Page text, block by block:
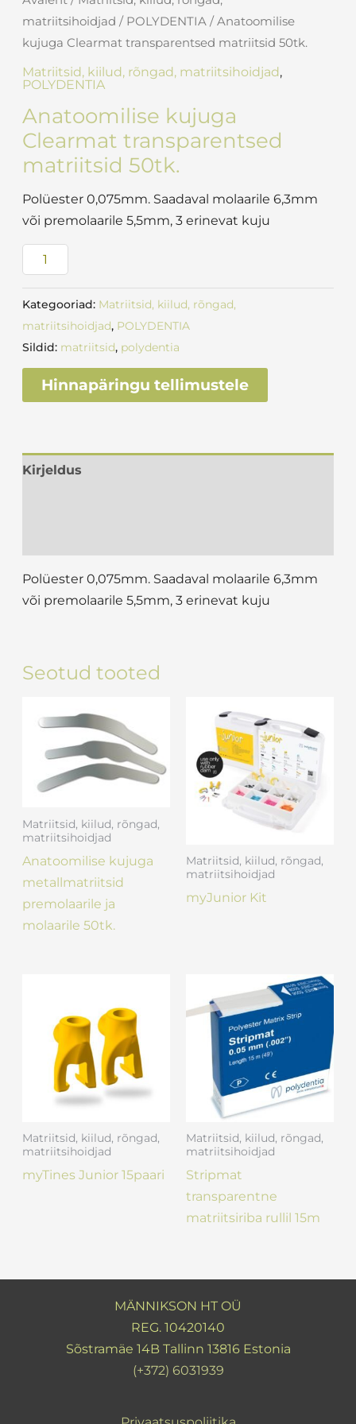
matriitsihoidjad / POLYDENTIA / Anatoomilise
kujuga Clearmat transparentsed matriitsid 50tk.
Matriitsid, kiilud, rõngad, matriitsihoidjad,
POLYDENTIA
Anatoomilise kujuga
Clearmat transparentsed
matriitsid 50tk.
Polüester 0,075mm. Saadaval molaarile 6,3mm
või premolaarile 5,5mm, 3 erinevat kuju
Kategooriad: Matriitsid, kiilud, rõngad,
matriitsihoidjad, POLYDENTIA
Sildid: matriitsid, polydentia
Hinnapäringu tellimustele
Kirjeldus
Polüester 0,075mm. Saadaval molaarile 6,3mm
või premolaarile 5,5mm, 3 erinevat kuju
Seotud tooted
Matriitsid, kiilud, rõngad,
matriitsihoidjad
Anatoomilise kujuga
metallmatriitsid
premolaarile ja
molaarile 50tk.
Matriitsid, kiilud, rõngad,
matriitsihoidjad
myJunior Kit
Matriitsid, kiilud, rõngad,
matriitsihoidjad
myTines Junior 15paari
Matriitsid, kiilud, rõngad,
matriitsihoidjad
Stripmat
transparentne
matriitsiriba rullil 15m
MÄNNIKSON HT OÜ
REG. 10420140
Sõstramäe 14B Tallinn 13816 Estonia
(+372) 6031939